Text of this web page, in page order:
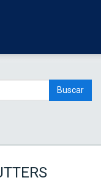
Buscar